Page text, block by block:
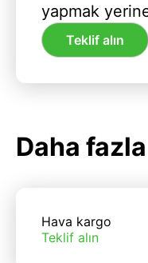
yapmak
Teklif alın
Daha
Hava kargo
Teklif alın